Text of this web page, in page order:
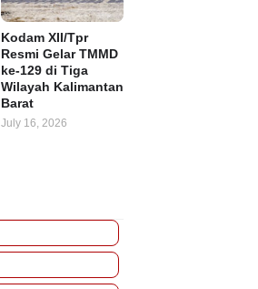
Kodam XII/Tpr
Resmi Gelar TMMD
ke-129 di Tiga
Wilayah Kalimantan
Barat
July 16, 2026